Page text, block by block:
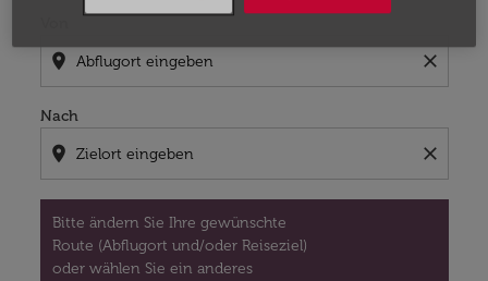
location_on close
Nach
location_on close
Bitte ändern Sie Ihre gewünschte
Route (Abflugort und/oder Reiseziel)
oder wählen Sie ein anderes